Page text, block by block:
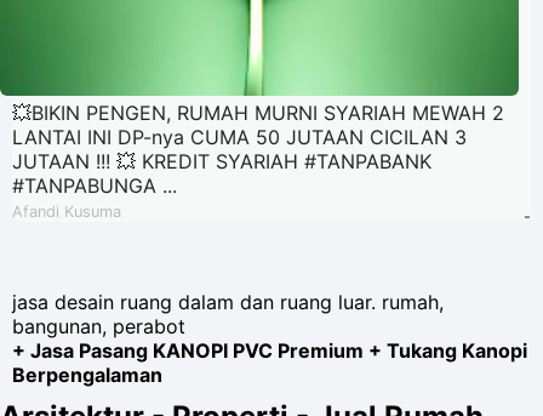
💥BIKIN PENGEN, RUMAH MURNI SYARIAH MEWAH 2
LANTAI INI DP-nya CUMA 50 JUTAAN CICILAN 3
JUTAAN !!! 💥 KREDIT SYARIAH #TANPABANK
#TANPABUNGA ...
Afandi Kusuma -
jasa desain ruang dalam dan ruang luar. rumah,
bangunan, perabot
+ Jasa Pasang KANOPI PVC Premium + Tukang Kanopi
Berpengalaman